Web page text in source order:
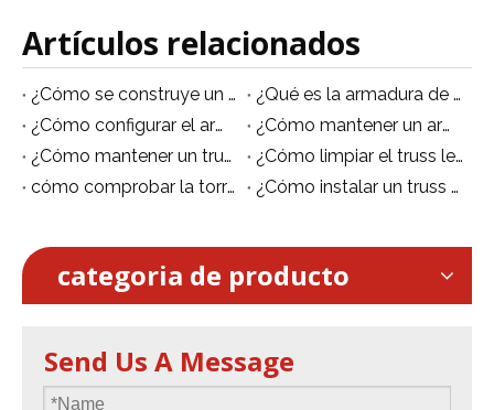
Artículos relacionados
¿Cómo se construye un escenario de truss?
¿Qué es la armadura de iluminación?
¿Cómo configurar el armazón de iluminación?
¿Cómo mantener un armazón ligero?
¿Cómo mantener un truss ligero?
¿Cómo limpiar el truss led?
cómo comprobar la torre de andamio de aluminio correctamente de la manera correcta
¿Cómo instalar un truss de escenario?
categoria de producto
Send Us A Message